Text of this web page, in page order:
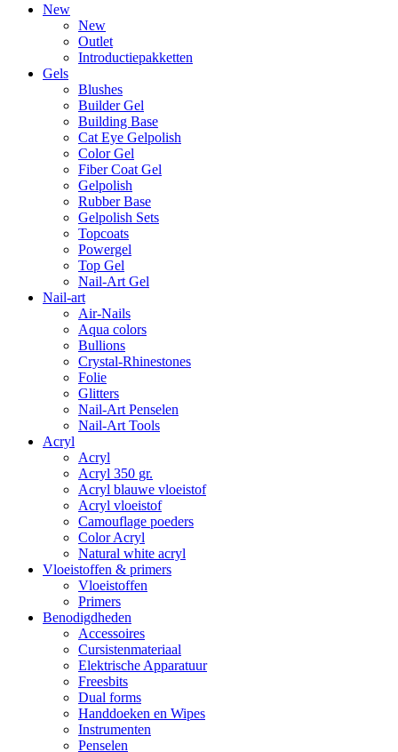
New
New
Outlet
Introductiepakketten
Gels
Blushes
Builder Gel
Building Base
Cat Eye Gelpolish
Color Gel
Fiber Coat Gel
Gelpolish
Rubber Base
Gelpolish Sets
Topcoats
Powergel
Top Gel
Nail-Art Gel
Nail-art
Air-Nails
Aqua colors
Bullions
Crystal-Rhinestones
Folie
Glitters
Nail-Art Penselen
Nail-Art Tools
Acryl
Acryl
Acryl 350 gr.
Acryl blauwe vloeistof
Acryl vloeistof
Camouflage poeders
Color Acryl
Natural white acryl
Vloeistoffen & primers
Vloeistoffen
Primers
Benodigdheden
Accessoires
Cursistenmateriaal
Elektrische Apparatuur
Freesbits
Dual forms
Handdoeken en Wipes
Instrumenten
Penselen